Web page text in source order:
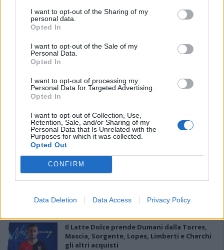
I want to opt-out of the Sharing of my
personal data.
Opted In
I want to opt-out of the Sale of my
Personal Data.
Opted In
I want to opt-out of processing my
Personal Data for Targeted Advertising.
Opted In
I want to opt-out of Collection, Use,
Retention, Sale, and/or Sharing of my
Personal Data that Is Unrelated with the
Purposes for which it was collected.
Opted Out
CONFIRM
Data Deletion Data Access Privacy Policy
PIÙ LETTI OGGI
Amichevole Ossese: 3-1 al Cagliari Primavera,
8 Ago 2026
Il Latte Dolce prende Dumani dalla Torres,
Mascia, Sorgente, Lopes, Limberti e Cherchi
gli altri acquisti